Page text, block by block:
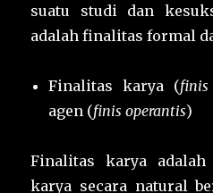
suatu studi dan
adalah finalitas formal
Finalitas karya (finis
agen (finis operantis)
Finalitas karya
karya secara natural